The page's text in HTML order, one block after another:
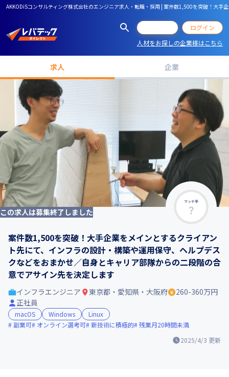
AKKODiSコンサルティング株式会社のエンジニア求人・転職・採用 | 案件数1,500を突破！大
ログイン
人材をお探しの企業様はこちら
求人 企業
マッチ率
この求人は募集終了しました
案件数1,500を突破！大手企業をメインとするクライアン
ト先にて、インフラの設計・構築や運用保守、ヘルプデス
クなどをおまかせ／自身とキャリア部隊からの二段階の合
意でアサイン先を決定します
2025/4/3 更新
インフラエンジニア 東京都・愛知県・大阪府
260-360万円
正社員
macOS Windows
Linux
副業可
オンライン選考可 新技術に積極的 残業月20時間未満